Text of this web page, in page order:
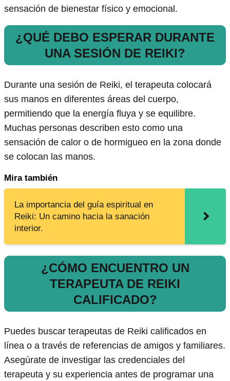
sensación de bienestar físico y emocional.
¿QUÉ DEBO ESPERAR DURANTE
UNA SESIÓN DE REIKI?
Durante una sesión de Reiki, el terapeuta colocará
sus manos en diferentes áreas del cuerpo,
permitiendo que la energía fluya y se equilibre.
Muchas personas describen esto como una
sensación de calor o de hormigueo en la zona donde
se colocan las manos.
Mira también
La importancia del guía espiritual en
Reiki: Un camino hacia la sanación
interior.
¿CÓMO ENCUENTRO UN
TERAPEUTA DE REIKI
CALIFICADO?
Puedes buscar terapeutas de Reiki calificados en
línea o a través de referencias de amigos y familiares.
Asegúrate de investigar las credenciales del
terapeuta y su experiencia antes de programar una